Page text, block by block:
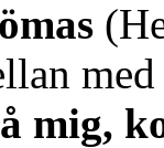
mig,